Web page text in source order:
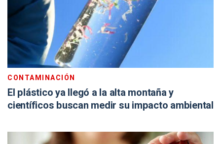
CONTAMINACIÓN
El plástico ya llegó a la alta montaña y
científicos buscan medir su impacto ambiental